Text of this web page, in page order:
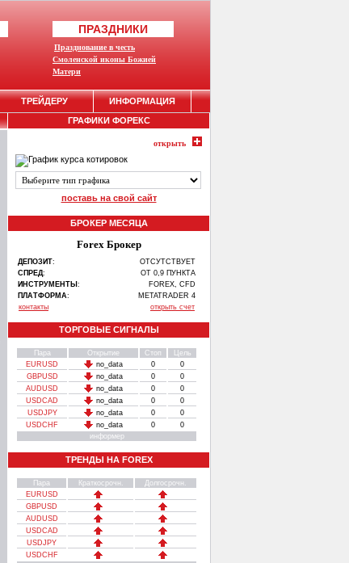
ГРАФИКИ ФОРЕКС
открыть
поставь на свой сайт
БРОКЕР МЕСЯЦА
Forex Брокер
ДЕПОЗИТ:
ОТСУТСТВУЕТ
СПРЕД:
ОТ 0,9 ПУНКТА
ИНСТРУМЕНТЫ :
FOREX, CFD
ПЛАТФОРМА:
METATRADER 4
контакты
открыть счет
ТОРГОВЫЕ СИГНАЛЫ
Пара Открытие Стоп
Цель
EURUSD
no_data 0
0
GBPUSD
no_data 0
0
AUDUSD
no_data 0
0
USDCAD
no_data 0
0
USDJPY
no_data 0
0
USDCHF
no_data 0
0
информер
ТРЕНДЫ НА FOREX
Пара Краткосрочн.
Долгосрочн.
EURUSD
GBPUSD
AUDUSD
USDCAD
USDJPY
USDCHF
ПРАЗДНИКИ
Празднование в честь
Смоленской иконы Божией
Матери
ТРЕЙДЕРУ ИНФОРМАЦИЯ